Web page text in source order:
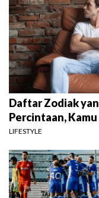
Daftar Zodiak
Percintaan,
LIFESTYLE